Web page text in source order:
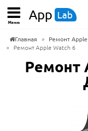
Меню App Lab
Главная » Ремонт
»
Ремонт Apple Watch 6
Ремонт